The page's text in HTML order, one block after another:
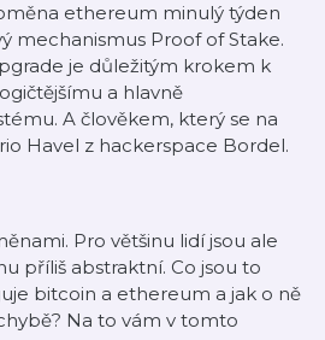
ethereum minulý týden
mechanismus Proof of Stake.
je důležitým krokem k
a hlavně
A člověkem, který se na
Havel z hackerspace Bordel.
Pro většinu lidí jsou ale
příliš abstraktní. Co jsou to
bitcoin a ethereum a jak o ně
Na to vám v tomto